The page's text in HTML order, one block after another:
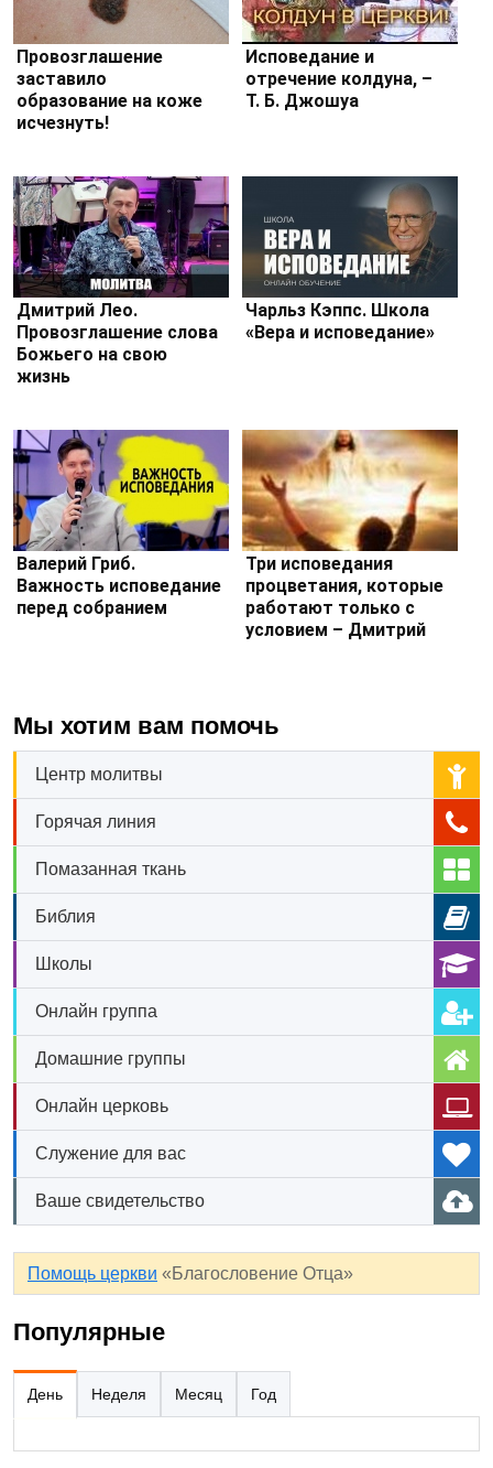
Провозглашение
заставило
образование на коже
исчезнуть!
Исповедание и
отречение колдуна, –
Т. Б. Джошуа
Дмитрий Лео.
Провозглашение слова
Божьего на свою
жизнь
Чарльз Кэппс. Школа
«Вера и исповедание»
Валерий Гриб.
Важность исповедание
перед собранием
Три исповедания
процветания, которые
работают только с
условием – Дмитрий
Мы хотим вам помочь
Центр молитвы
Горячая линия
Помазанная ткань
Библия
Школы
Онлайн группа
Домашние группы
Онлайн церковь
Служение для вас
Ваше свидетельство
Помощь церкви «Благословение Отца»
Популярные
День Неделя Месяц Год